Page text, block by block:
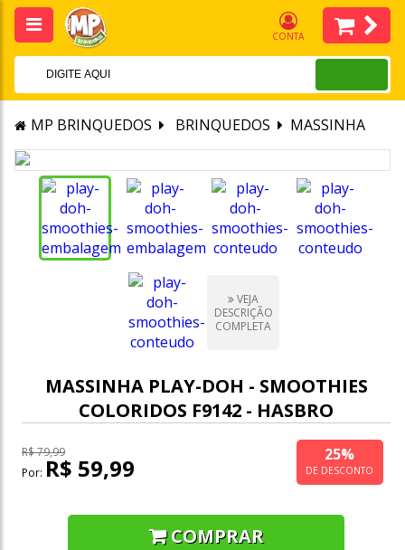
CONTA
MP BRINQUEDOS BRINQUEDOS MASSINHA
VEJA
DESCRIÇÃO
COMPLETA
MASSINHA PLAY-DOH - SMOOTHIES
COLORIDOS F9142 - HASBRO
R$ 79,99
Por: R$ 59,99 25%
DE DESCONTO
COMPRAR